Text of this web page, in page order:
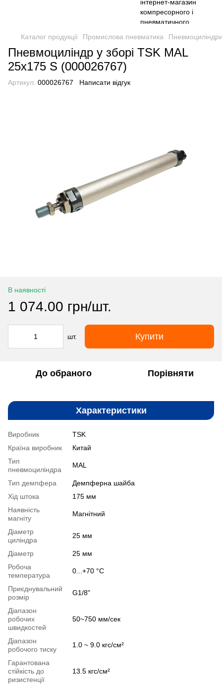
Каталог продукції Промислова пневматика
Пневмоциліндр у зборі TSK MAL
25x175 S (000026767)
Артикул: 000026767 Написати відгук
В наявності
1 074.00 грн/шт.
шт. Купити
До обраного Порівняти
Характеристики
Виробник
TSK
Країна виробник
Китай
Тип
пневмоциліндра
MAL
Тип демпфера
Демпферна шайба
Хід штока
175 мм
Наявність
магніту
Магнітний
Діаметр
циліндра
25 мм
Діаметр
25 мм
Робоча
температура
0...+70 °С
Приєднувальний
розмір
G1/8"
Діапазон
робочих
швидкостей
50~750 мм/сек
Діапазон
робочого тиску
1.0 ~ 9.0 кгс/см²
Гарантована
стійкість до
ризистенції
13.5 кгс/см²